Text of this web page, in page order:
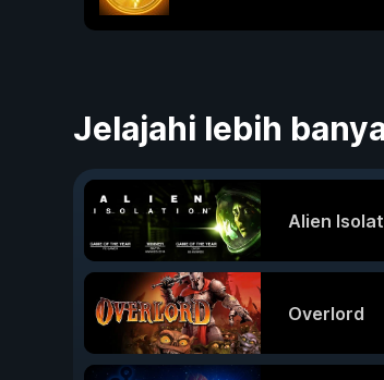
Jelajahi lebih
Alien
Overlord